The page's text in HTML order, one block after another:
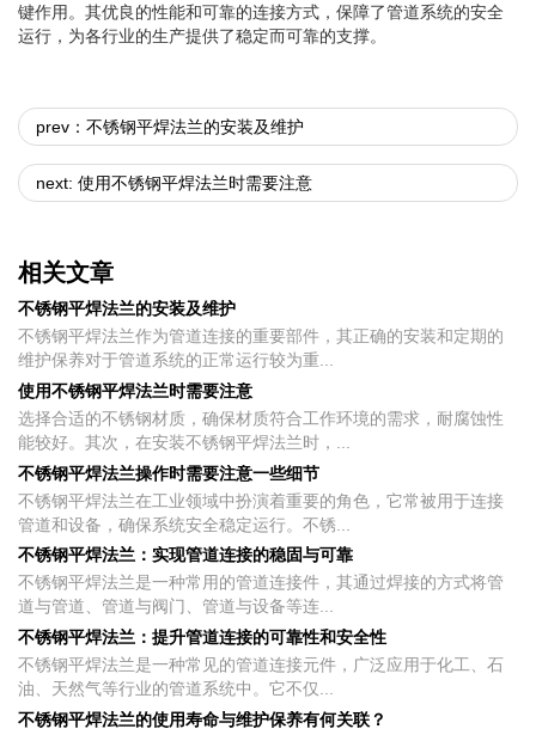
键作用。其优良的性能和可靠的连接方式，保障了管道系统的安全
运行，为各行业的生产提供了稳定而可靠的支撑。
prev：不锈钢平焊法兰的安装及维护
next: 使用不锈钢平焊法兰时需要注意
相关文章
不锈钢平焊法兰的安装及维护
​不锈钢平焊法兰作为管道连接的重要部件，其正确的安装和定期的
维护保养对于管道系统的正常运行较为重...
使用不锈钢平焊法兰时需要注意
选择合适的不锈钢材质，确保材质符合工作环境的需求，耐腐蚀性
能较好。其次，在安装不锈钢平焊法兰时，...
不锈钢平焊法兰操作时需要注意一些细节
不锈钢平焊法兰在工业领域中扮演着重要的角色，它常被用于连接
管道和设备，确保系统安全稳定运行。不锈...
不锈钢平焊法兰：实现管道连接的稳固与可靠
​不锈钢平焊法兰是一种常用的管道连接件，其通过焊接的方式将管
道与管道、管道与阀门、管道与设备等连...
不锈钢平焊法兰：提升管道连接的可靠性和安全性
​不锈钢平焊法兰是一种常见的管道连接元件，广泛应用于化工、石
油、天然气等行业的管道系统中。它不仅...
不锈钢平焊法兰的使用寿命与维护保养有何关联？